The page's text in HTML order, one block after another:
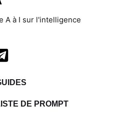
A à I sur l'intelligence
DE PROMPT